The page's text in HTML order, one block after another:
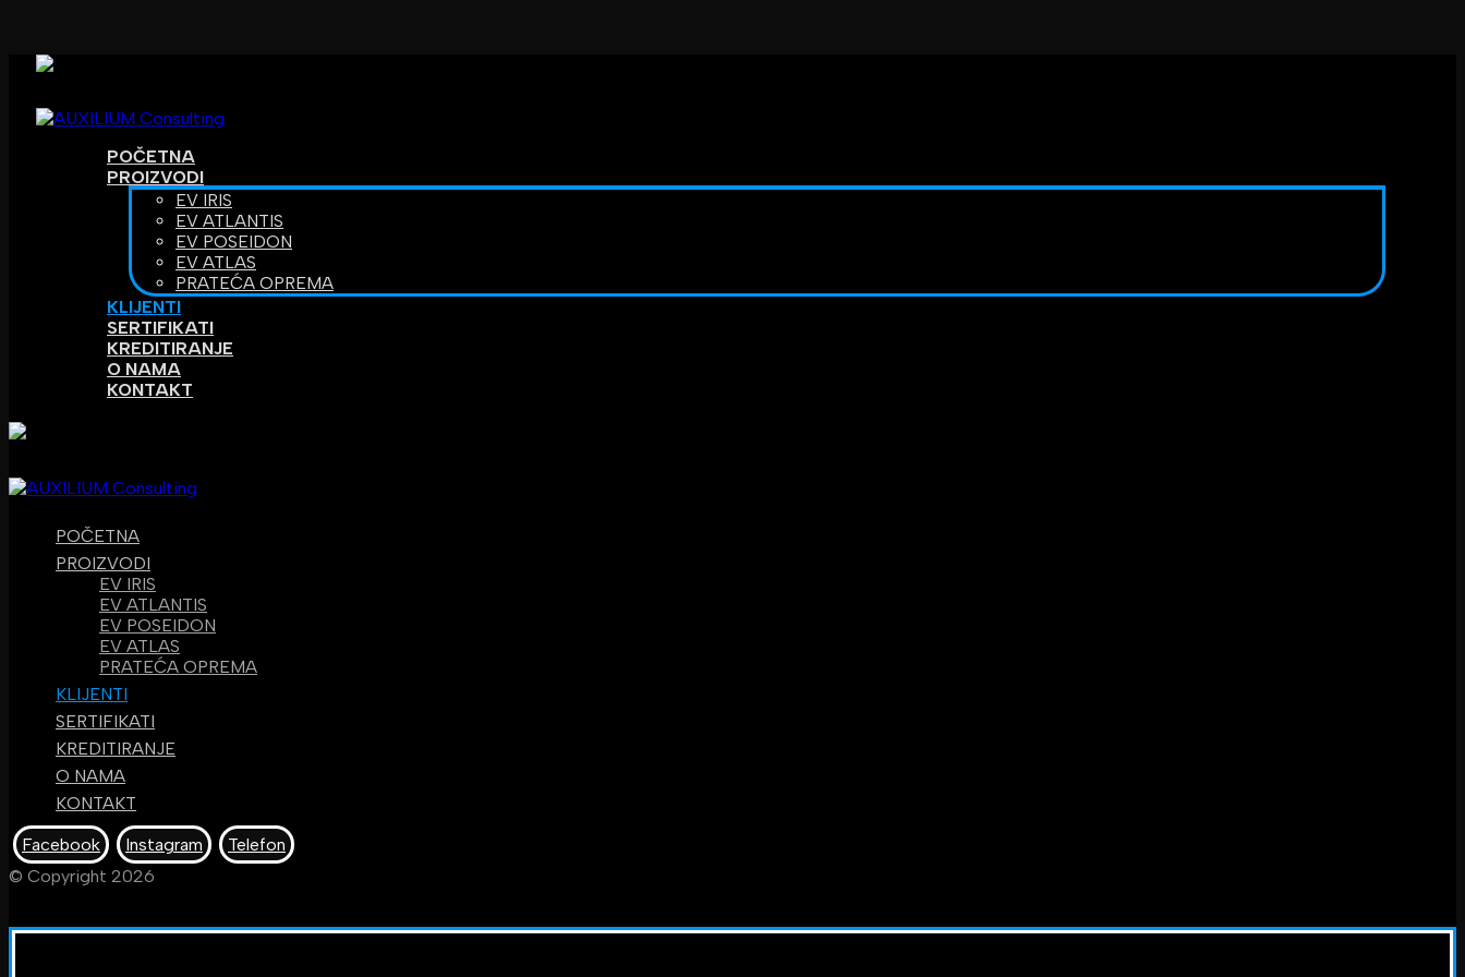
POČETNA
PROIZVODI
EV IRIS
EV ATLANTIS
EV POSEIDON
EV ATLAS
PRATEĆA OPREMA
KLIJENTI
SERTIFIKATI
KREDITIRANJE
O NAMA
KONTAKT
POČETNA
PROIZVODI
EV IRIS
EV ATLANTIS
EV POSEIDON
EV ATLAS
PRATEĆA OPREMA
KLIJENTI
SERTIFIKATI
KREDITIRANJE
O NAMA
KONTAKT
Facebook
Instagram
Telefon
© Copyright 2026